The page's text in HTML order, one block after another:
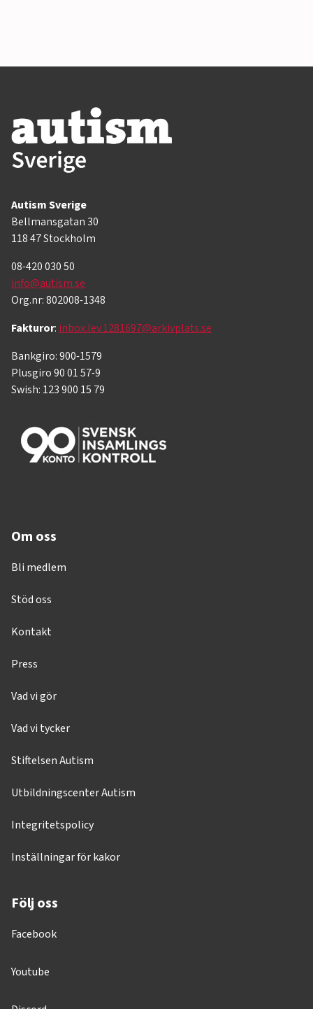
Autism Sverige
Bellmansgatan 30
118 47 Stockholm
08-420 030 50
info@autism.se
Org.nr: 802008-1348
Fakturor: inbox.lev.1281697@arkivplats.se
Bankgiro: 900-1579
Plusgiro 90 01 57-9
Swish: 123 900 15 79
Om oss
Bli medlem
Stöd oss
Kontakt
Press
Vad vi gör
Vad vi tycker
Stiftelsen Autism
Utbildningscenter Autism
Integritetspolicy
Inställningar för kakor
Följ oss
Facebook
Youtube